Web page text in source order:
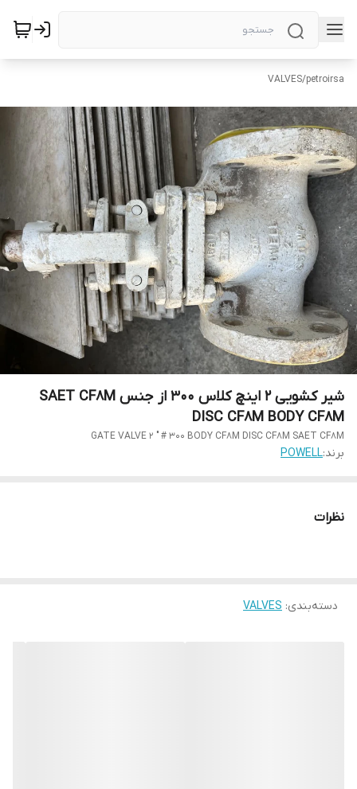
petroirsa
/
VALVES
شیر کشویی 2 اینچ کلاس 300 از جنس SAET CF8M
DISC CF8M BODY CF8M
GATE VALVE 2 " # 300 BODY CF8M DISC CF8M SAET CF8M
برند:POWELL
نظرات
دسته‌بندی:
VALVES